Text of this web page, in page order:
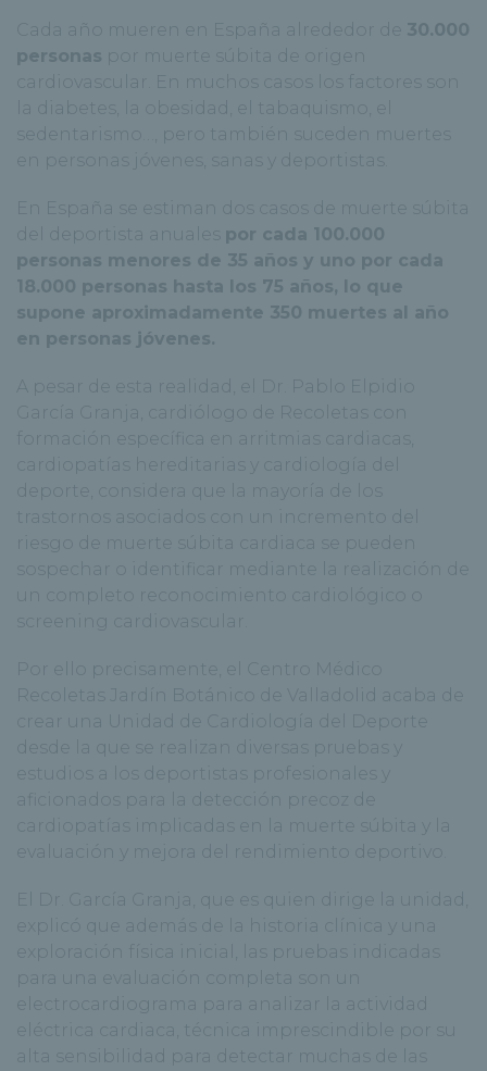
Cada año mueren en España alrededor de 30.000
personas por muerte súbita de origen
cardiovascular. En muchos casos los factores son
la diabetes, la obesidad, el tabaquismo, el
sedentarismo…, pero también suceden muertes
en personas jóvenes, sanas y deportistas.
En España se estiman dos casos de muerte súbita
del deportista anuales por cada 100.000
personas menores de 35 años y uno por cada
18.000 personas hasta los 75 años, lo que
supone aproximadamente 350 muertes al año
en personas jóvenes.
A pesar de esta realidad, el Dr. Pablo Elpidio
García Granja, cardiólogo de Recoletas con
formación específica en arritmias cardiacas,
cardiopatías hereditarias y cardiología del
deporte, considera que la mayoría de los
trastornos asociados con un incremento del
riesgo de muerte súbita cardiaca se pueden
sospechar o identificar mediante la realización de
un completo reconocimiento cardiológico o
screening cardiovascular.
Por ello precisamente, el Centro Médico
Recoletas Jardín Botánico de Valladolid acaba de
crear una Unidad de Cardiología del Deporte
desde la que se realizan diversas pruebas y
estudios a los deportistas profesionales y
aficionados para la detección precoz de
cardiopatías implicadas en la muerte súbita y la
evaluación y mejora del rendimiento deportivo.
El Dr. García Granja, que es quien dirige la unidad,
explicó que además de la historia clínica y una
exploración física inicial, las pruebas indicadas
para una evaluación completa son un
electrocardiograma para analizar la actividad
eléctrica cardiaca, técnica imprescindible por su
alta sensibilidad para detectar muchas de las